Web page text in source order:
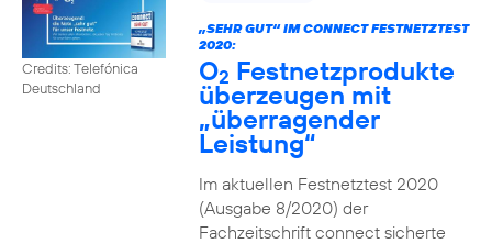
Credits: Telefónica
Deutschland
„SEHR GUT“ IM CONNECT FESTNETZTEST
2020:
O2 Festnetzprodukte
überzeugen mit
„überragender
Leistung“
Im aktuellen Festnetztest 2020
(Ausgabe 8/2020) der
Fachzeitschrift connect sicherte